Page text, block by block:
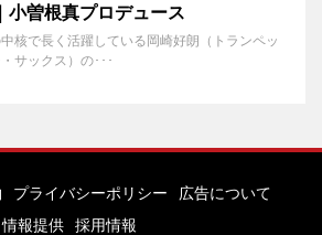
曽根真プロデュース
核で長く活躍している岡崎好朗（トランペッ
サックス）の･･･
プライバシーポリシー
広告について
情報提供
採用情報